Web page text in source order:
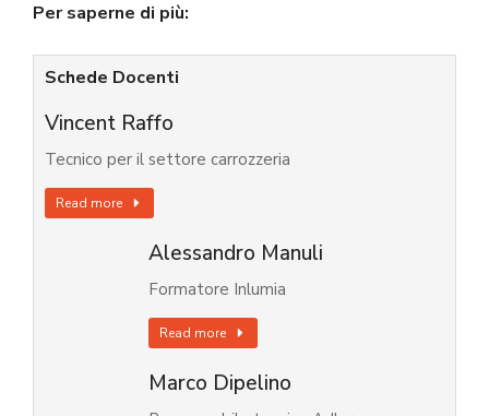
Per saperne di più:
Schede Docenti
Vincent Raffo
Tecnico per il settore carrozzeria
Read more
Alessandro Manuli
Formatore Inlumia
Read more
Marco Dipelino